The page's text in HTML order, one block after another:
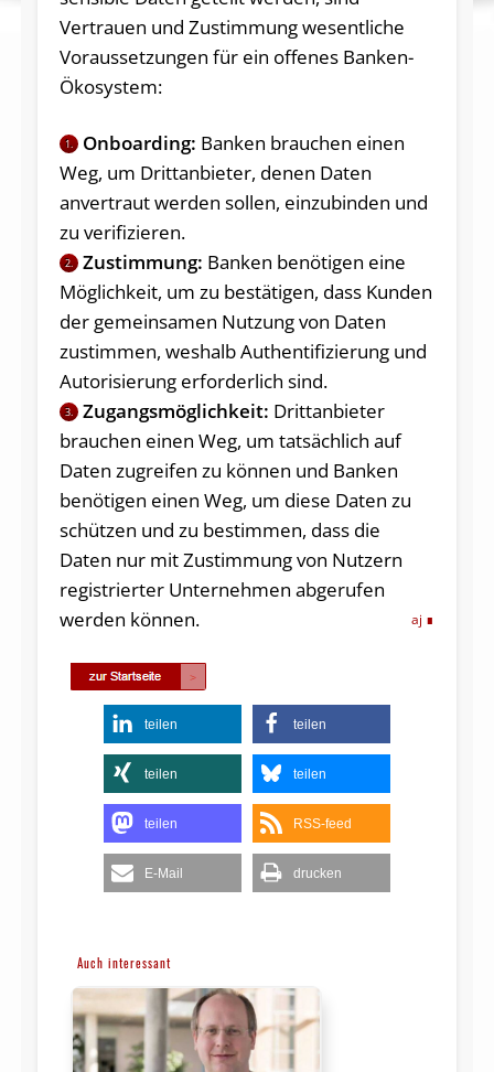
Vertrauen und Zustimmung wesentliche
Voraussetzungen für ein offenes Banken-
Ökosystem:
1. Onboarding: Banken brauchen einen
Weg, um Drittanbieter, denen Daten
anvertraut werden sollen, einzubinden und
zu verifizieren.
2. Zustimmung: Banken benötigen eine
Möglichkeit, um zu bestätigen, dass Kunden
der gemeinsamen Nutzung von Daten
zustimmen, weshalb Authentifizierung und
Autorisierung erforderlich sind.
3. Zugangsmöglichkeit: Drittanbieter
brauchen einen Weg, um tatsächlich auf
Daten zugreifen zu können und Banken
benötigen einen Weg, um diese Daten zu
schützen und zu bestimmen, dass die
Daten nur mit Zustimmung von Nutzern
registrierter Unternehmen abgerufen
werden können.
aj
teilen teilen
teilen teilen
teilen RSS-feed
E-Mail drucken
Auch interessant